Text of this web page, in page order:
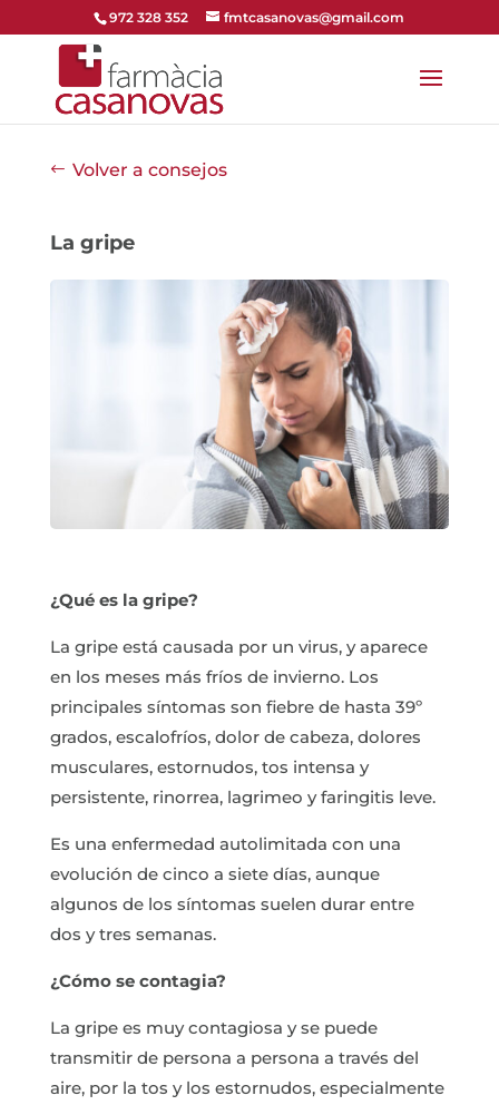
972 328 352 fmtcasanovas@gmail.com
Volver a consejos
La gripe
¿Qué es la gripe?
La gripe está causada por un virus, y aparece
en los meses más fríos de invierno. Los
principales síntomas son fiebre de hasta 39º
grados, escalofríos, dolor de cabeza, dolores
musculares, estornudos, tos intensa y
persistente, rinorrea, lagrimeo y faringitis leve.
Es una enfermedad autolimitada con una
evolución de cinco a siete días, aunque
algunos de los síntomas suelen durar entre
dos y tres semanas.
¿Cómo se contagia?
La gripe es muy contagiosa y se puede
transmitir de persona a persona a través del
aire, por la tos y los estornudos, especialmente